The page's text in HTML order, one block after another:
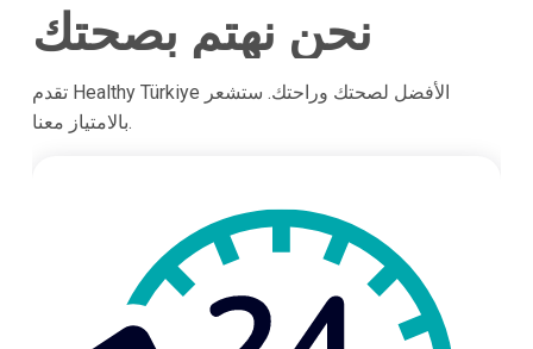
نحن نهتم بصحتك
تقدم Healthy Türkiye الأفضل لصحتك وراحتك. ستشعر
بالامتياز معنا.